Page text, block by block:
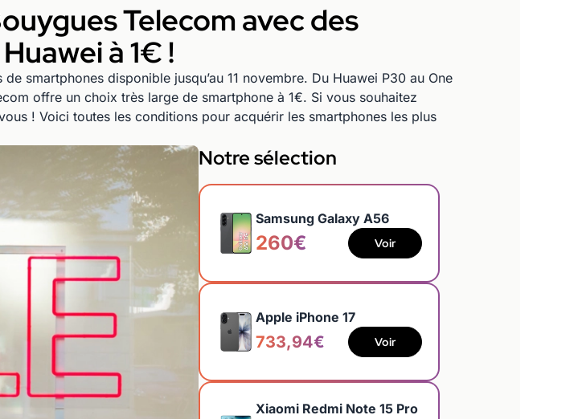
Telecom avec des
à 1€ !
smartphones disponible jusqu’au 11 novembre. Du Huawei P30 au One
offre un choix très large de smartphone à 1€. Si vous souhaitez
! Voici toutes les conditions pour acquérir les smartphones les plus
Notre sélection
Samsung Galaxy A56
260€ Voir
Apple iPhone 17
733,94€ Voir
Xiaomi Redmi Note 15 Pro